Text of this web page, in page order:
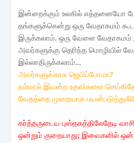
இன்றைக்கும் உலகில் எத்தனையோ
தங்களுக்கென்று ஒரு வேதாகமம்
இருக்கலாம். ஒரு வேளை வேதாகமம்
அவர்களுக்கு தெரிந்த மொழியில்
இல்லாதிருக்கலாம்...
அவர்களுக்காக ஜெபிப்போமா?
நம்மால் இயன்ற உதவிகளை
வேதத்தை முறையாக
கர்த்தருடைய புஸ்தகத்திலேதேடி
ஒன்றும் குறையாது; இவைகளில்